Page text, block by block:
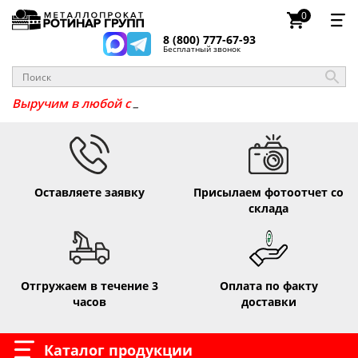
8 (800) 777-67-93
Бесплатный звонок
0
Выручим в любо _
Оставляете заявку
Присылаем фотоотчет со
склада
Отгружаем в течение 3
часов
Оплата по факту
доставки
Каталог продукции